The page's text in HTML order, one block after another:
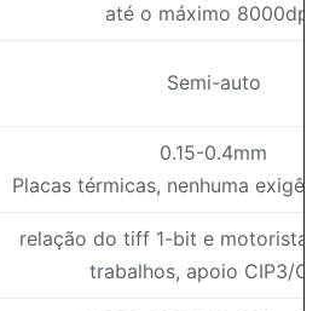
até o máximo 8000dpi)
Semi-auto
0.15-0.4mm
Placas térmicas, nenhuma
relação do tiff 1-bit e motorista
trabalhos, apoio CIP3/